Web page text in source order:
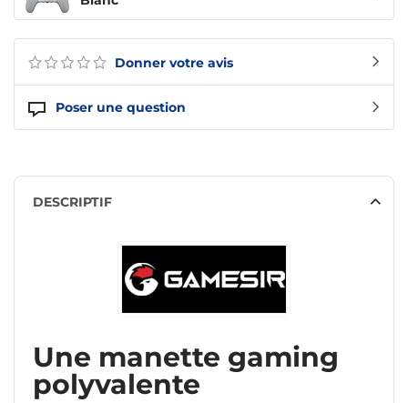
Donner votre avis
Poser une question
DESCRIPTIF
Une manette gaming
polyvalente